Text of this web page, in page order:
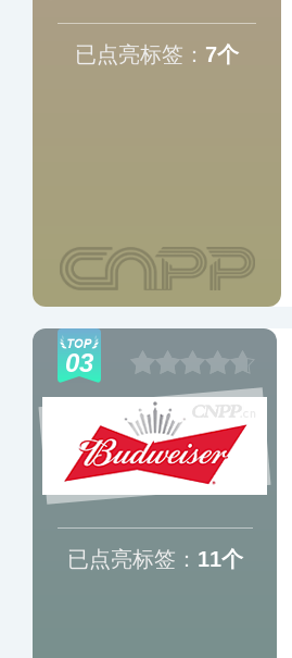
已点亮标签： 7个
03
已点亮标签： 11个